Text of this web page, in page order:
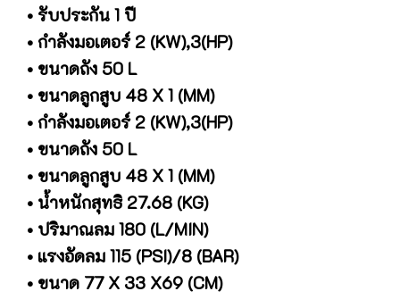
• รับประกัน 1 ปี
• กำลังมอเตอร์ 2 (KW),3(HP)
• ขนาดถัง 50 L
• ขนาดลูกสูบ 48 X 1 (MM)
• กำลังมอเตอร์ 2 (KW),3(HP)
• ขนาดถัง 50 L
• ขนาดลูกสูบ 48 X 1 (MM)
• น้ำหนักสุทธิ 27.68 (KG)
• ปริมาณลม 180 (L/MIN)
• แรงอัดลม 115 (PSI)/8 (BAR)
• ขนาด 77 X 33 X69 (CM)